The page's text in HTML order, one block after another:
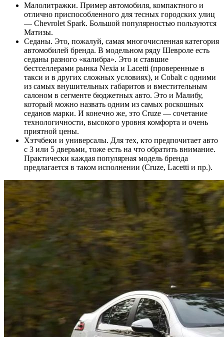
Малолитражки. Пример автомобиля, компактного и
отлично приспособленного для тесных городских улиц
— Chevrolet Spark. Большой популярностью пользуются
Матизы.
Седаны. Это, пожалуй, самая многочисленная категория
автомобилей бренда. В модельном ряду Шевроле есть
седаны разного «калибра». Это и ставшие
бестселлерами рынка Nexia и Lacetti (проверенные в
такси и в других сложных условиях), и Cobalt с одними
из самых внушительных габаритов и вместительным
салоном в сегменте бюджетных авто. Это и Малибу,
который можно назвать одним из самых роскошных
седанов марки. И конечно же, это Cruze — сочетание
технологичности, высокого уровня комфорта и очень
приятной цены.
Хэтчбеки и универсалы. Для тех, кто предпочитает авто
с 3 или 5 дверьми, тоже есть на что обратить внимание.
Практически каждая популярная модель бренда
предлагается в таком исполнении (Cruze, Lacetti и пр.).